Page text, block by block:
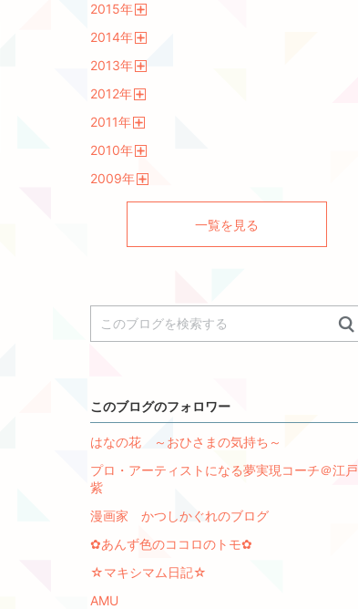
2015年
2014年
2013年
2012年
2011年
2010年
2009年
一覧を見る
このブログのフォロワー
はなの花 ～おひさまの気持ち～
プロ・アーティストになる夢実現コーチ＠江戸
紫
漫画家 かつしかぐれのブログ
✿あんず色のココロのトモ✿
☆マキシマム日記☆
AMU